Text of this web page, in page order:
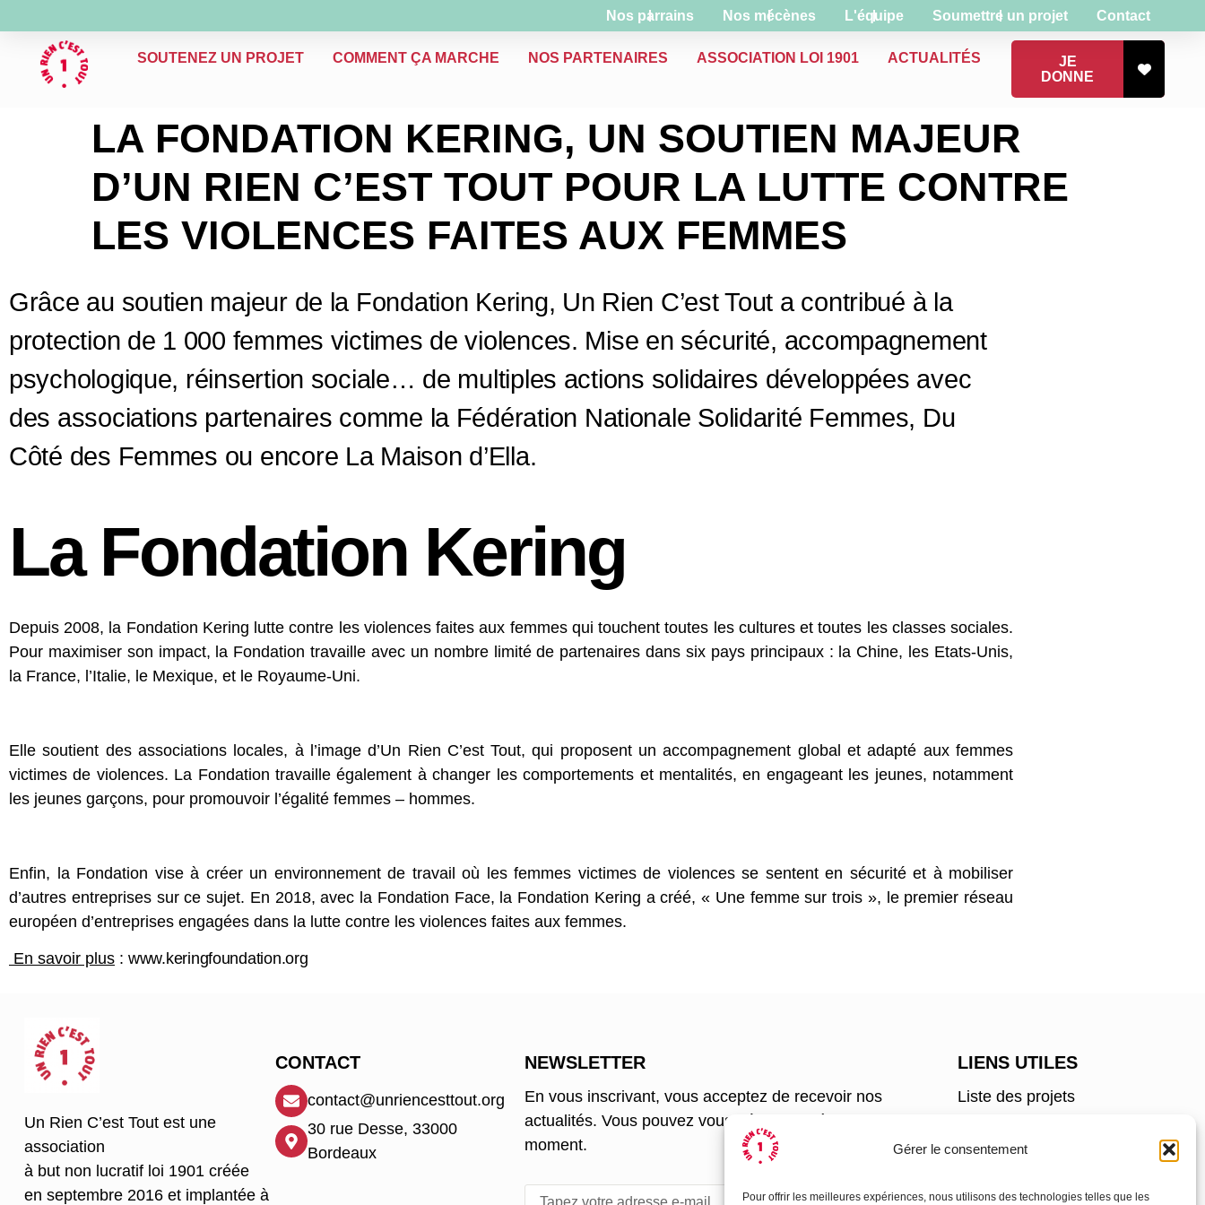
Gérer le consentement
Pour offrir les meilleures expériences, nous utilisons des technologies telles que les
Nos parrains Nos mécènes L'équipe Soumettre un projet Contact
SOUTENEZ UN PROJET COMMENT ÇA MARCHE NOS PARTENAIRES ASSOCIATION LOI 1901 ACTUALITÉS
JE
DONNE
LA FONDATION KERING, UN SOUTIEN MAJEUR
D’UN RIEN C’EST TOUT POUR LA LUTTE CONTRE
LES VIOLENCES FAITES AUX FEMMES
Grâce au soutien majeur de la Fondation Kering, Un Rien C’est Tout a contribué à la
protection de 1 000 femmes victimes de violences. Mise en sécurité, accompagnement
psychologique, réinsertion sociale… de multiples actions solidaires développées avec
des associations partenaires comme la Fédération Nationale Solidarité Femmes, Du
Côté des Femmes ou encore La Maison d’Ella.
La Fondation Kering
Depuis 2008, la Fondation Kering lutte contre les violences faites aux femmes qui touchent toutes les cultures et toutes les classes sociales.
Pour maximiser son impact, la Fondation travaille avec un nombre limité de partenaires dans six pays principaux : la Chine, les Etats-Unis,
la France, l’Italie, le Mexique, et le Royaume-Uni.
Elle soutient des associations locales, à l’image d’Un Rien C’est Tout, qui proposent un accompagnement global et adapté aux femmes
victimes de violences. La Fondation travaille également à changer les comportements et mentalités, en engageant les jeunes, notamment
les jeunes garçons, pour promouvoir l’égalité femmes – hommes.
Enfin, la Fondation vise à créer un environnement de travail où les femmes victimes de violences se sentent en sécurité et à mobiliser
d’autres entreprises sur ce sujet. En 2018, avec la Fondation Face, la Fondation Kering a créé, « Une femme sur trois », le premier réseau
européen d’entreprises engagées dans la lutte contre les violences faites aux femmes.
En savoir plus : www.keringfoundation.org
Un Rien C’est Tout est une
association
à but non lucratif loi 1901 créée
en septembre 2016 et implantée à
CONTACT
contact@unriencesttout.org
30 rue Desse, 33000
Bordeaux
NEWSLETTER​
En vous inscrivant, vous acceptez de recevoir nos
actualités. Vous pouvez vous désinscrire à tout
moment.
JE
LIENS UTILES
Liste des projets
Nous contacter
Devenir partenaire